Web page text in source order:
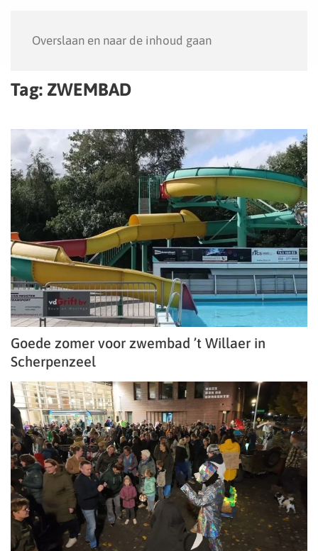
Overslaan en naar de inhoud gaan
Tag: ZWEMBAD
Goede zomer voor zwembad ’t Willaer in
Scherpenzeel